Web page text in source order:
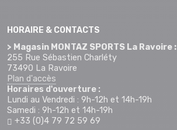
HORAIRE & CONTACTS
> Magasin MONTAZ SPORTS La Ravoire :
255 Rue Sébastien Charléty
73490 La Ravoire
Plan d'accès
Horaires d'ouverture :
Lundi au Vendredi : 9h-12h et 14h-19h
Samedi : 9h-12h et 14h-19h
+33 (0)4 79 72 59 69